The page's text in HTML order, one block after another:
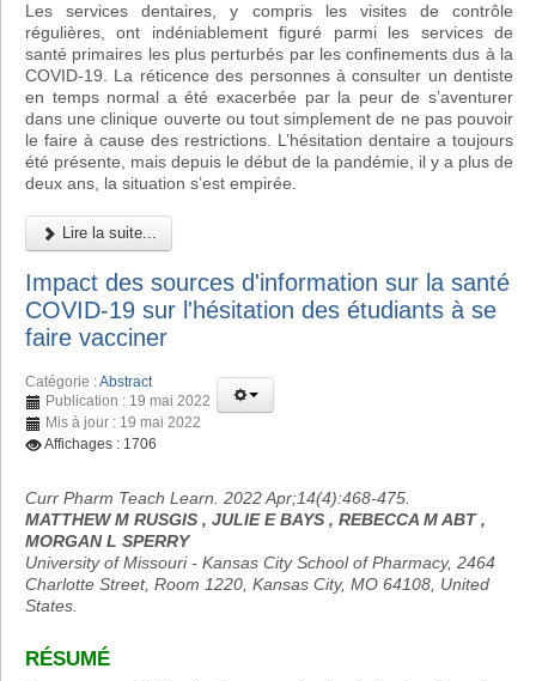
Les services dentaires, y compris les visites de contrôle
régulières, ont indéniablement figuré parmi les services de
santé primaires les plus perturbés par les confinements dus à la
COVID-19. La réticence des personnes à consulter un dentiste
en temps normal a été exacerbée par la peur de s’aventurer
dans une clinique ouverte ou tout simplement de ne pas pouvoir
le faire à cause des restrictions. L’hésitation dentaire a toujours
été présente, mais depuis le début de la pandémie, il y a plus de
deux ans, la situation s’est empirée.
Lire la suite...
Impact des sources d'information sur la santé
COVID-19 sur l'hésitation des étudiants à se
faire vacciner
Catégorie :Abstract
Publication : 19 mai 2022
Mis à jour : 19 mai 2022
Affichages : 1706
Curr Pharm Teach Learn. 2022 Apr;14(4):468-475.
MATTHEW M RUSGIS , JULIE E BAYS , REBECCA M ABT ,
MORGAN L SPERRY
University of Missouri - Kansas City School of Pharmacy, 2464
Charlotte Street, Room 1220, Kansas City, MO 64108, United
States.
RÉSUMÉ